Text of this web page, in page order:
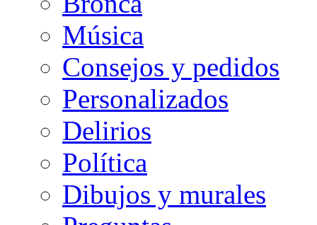
Música
Consejos y pedidos
Personalizados
Delirios
Política
Dibujos y murales